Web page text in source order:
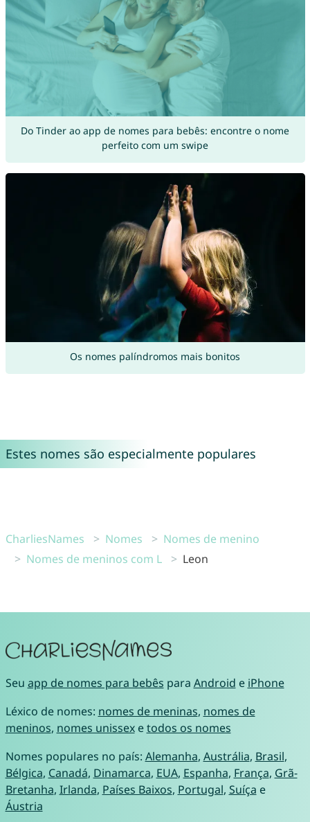
Do Tinder ao app de nomes para bebês: encontre o nome
perfeito com um swipe
Os nomes palíndromos mais bonitos
Estes nomes são especialmente populares
CharliesNames Nomes
Nomes de menino
Nomes de meninos com L
Leon
Seu app de nomes para bebês para Android e iPhone
Léxico de nomes: nomes de meninas, nomes de
meninos, nomes unissexetodos os nomes
Nomes populares no país: Alemanha, Austrália, Brasil,
Bélgica, Canadá, Dinamarca, EUA, Espanha, França, Grã-
Bretanha, Irlanda, Países Baixos, Portugal, Suíça e
Áustria